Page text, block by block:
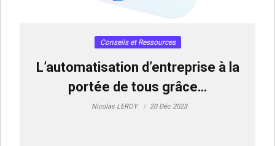
Conseils et Ressources
L’automatisation d’entreprise à la
portée de tous grâce…
Nicolas LEROY 20 Déc 2023